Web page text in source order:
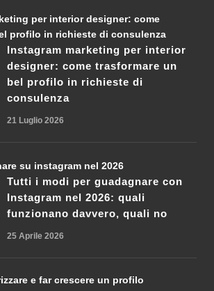
Instagram marketing per interior
designer: come trasformare un
bel profilo in richieste di
consulenza
21 Luglio 2026
Tutti i modi per guadagnare con
Instagram nel 2026: quali
funzionano davvero, quali no
25 Aprile 2026